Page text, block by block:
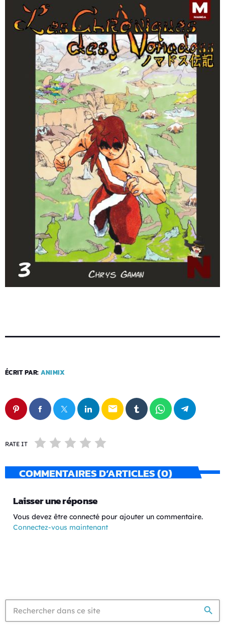
ÉCRIT PAR: ANIMIX
email
RATE IT
COMMENTAIRES D’ARTICLES (0)
Laisser une réponse
Vous devez être connecté pour ajouter un commentaire.
Connectez-vous maintenant
search